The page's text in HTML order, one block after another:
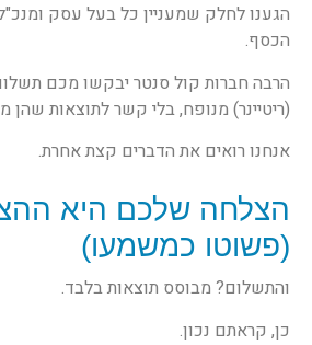
הגענו לחלק שמעניין כל בעל עסק
הכסף.
הרבה חברות קול סנטר יבקשו מכם
(ריטיינר) מנופח, בלי קשר לתוצאות שהן
אנחנו רואים את הדברים קצת אחרת.
הצלחה שלכם היא
(פשוטו כמשמעו)
והתשלום? מבוסס תוצאות בלבד.
כן, קראתם נכון.